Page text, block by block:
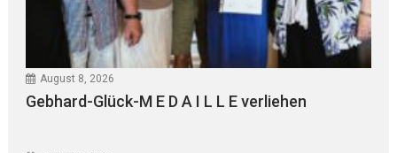
August 8, 2026
Gebhard-Glück-M E D A I L L E verliehen